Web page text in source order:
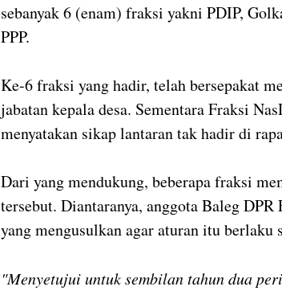
sebanyak 6 (enam) fraksi yakni PDIP,
PPP.
Ke-6 fraksi yang hadir, telah bersepakat
jabatan kepala desa. Sementara Fraksi
menyatakan sikap lantaran tak hadir di
Dari yang mendukung, beberapa fraksi
tersebut. Diantaranya, anggota Baleg
yang mengusulkan agar aturan itu berlaku
"Menyetujui untuk sembilan tahun dua